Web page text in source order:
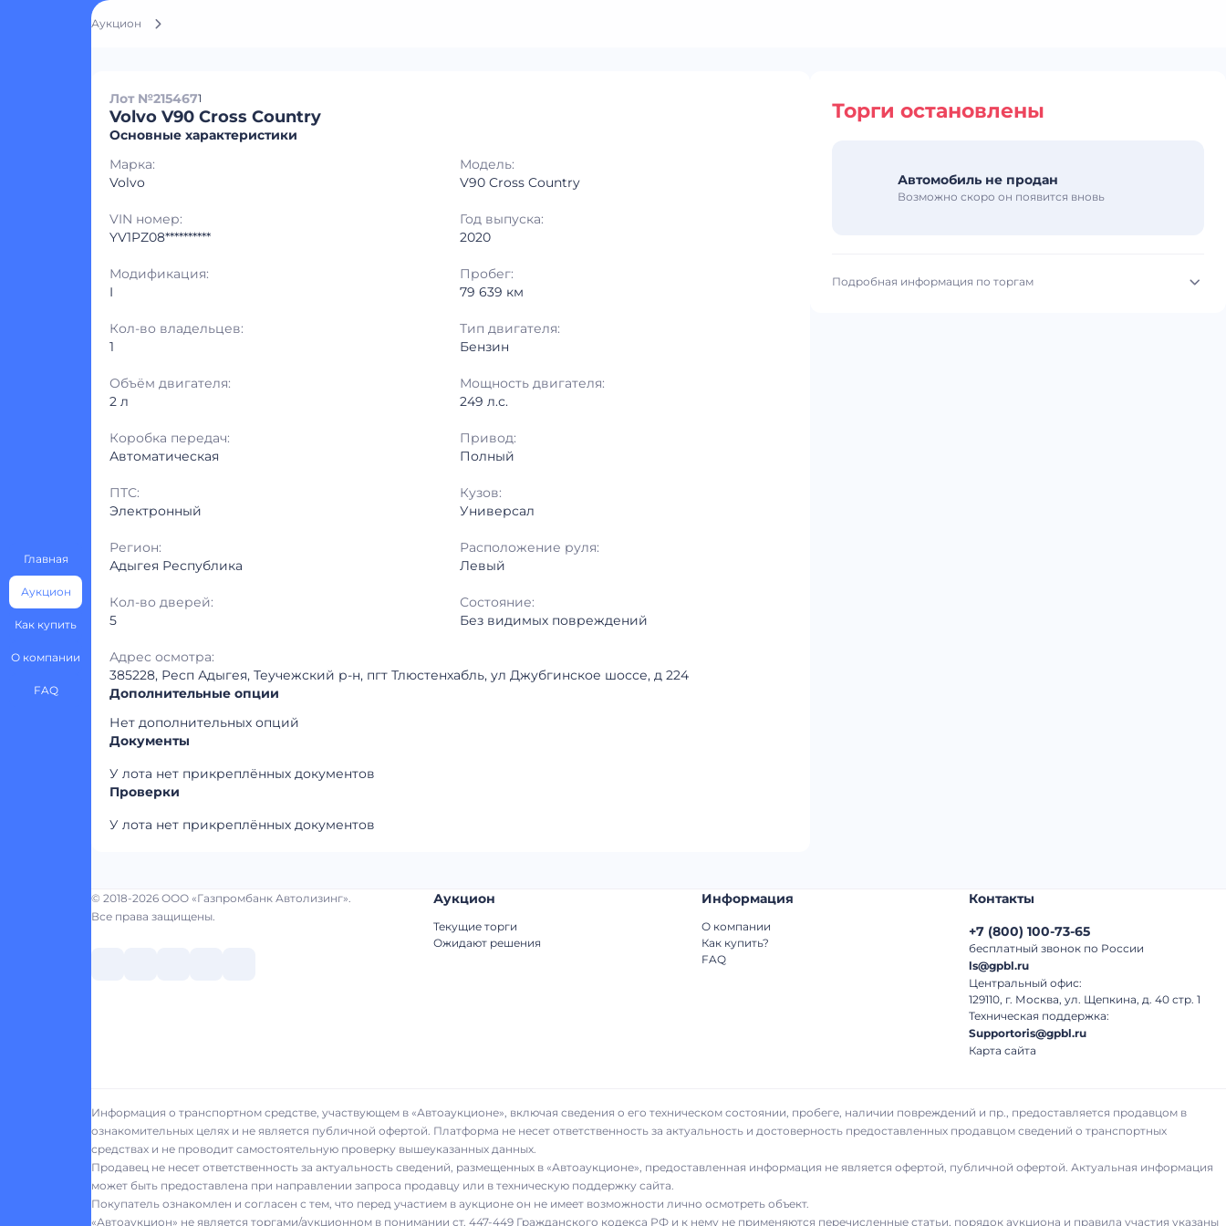
Главная
Аукцион
Как купить
О компании
FAQ
Аукцион
Лот №2154671
Volvo V90 Cross Country
Основные характеристики
Марка:
Volvo
Модель:
V90 Cross Country
VIN номер:
YV1PZ08**********
Год выпуска:
2020
Модификация:
I
Пробег:
79 639 км
Кол-во владельцев:
1
Тип двигателя:
Бензин
Объём двигателя:
2 л
Мощность двигателя:
249 л.с.
Коробка передач:
Автоматическая
Привод:
Полный
ПТС:
Электронный
Кузов:
Универсал
Регион:
Адыгея Республика
Расположение руля:
Левый
Кол-во дверей:
5
Состояние:
Без видимых повреждений
Адрес осмотра:
385228, Респ Адыгея, Теучежский р-н, пгт Тлюстенхабль, ул Джубгинское шоссе, д 224
Дополнительные опции
Нет дополнительных опций
Документы
У лота нет прикреплённых документов
Проверки
У лота нет прикреплённых документов
Торги остановлены
Автомобиль не продан
Возможно скоро он появится вновь
Подробная информация по торгам
© 2018-2026 ООО «Газпромбанк Автолизинг».
Все права защищены.
Аукцион
Текущие торги
Ожидают решения
Информация
О компании
Как купить?
FAQ
Контакты
+7 (800) 100-73-65
бесплатный звонок по России
ls@gpbl.ru
Центральный офис:
129110, г. Москва, ул. Щепкина, д. 40 стр. 1
Техническая поддержка:
Supportoris@gpbl.ru
Карта сайта
Информация о транспортном средстве, участвующем в «Автоаукционе», включая сведения о его техническом состоянии, пробеге, наличии повреждений и пр., предоставляется продавцом в
ознакомительных целях и не является публичной офертой. Платформа не несет ответственность за актуальность и достоверность предоставленных продавцом сведений о транспортных
средствах и не проводит самостоятельную проверку вышеуказанных данных.
Продавец не несет ответственность за актуальность сведений, размещенных в «Автоаукционе», предоставленная информация не является офертой, публичной офертой. Актуальная информация
может быть предоставлена при направлении запроса продавцу или в техническую поддержку сайта.
Покупатель ознакомлен и согласен с тем, что перед участием в аукционе он не имеет возможности лично осмотреть объект.
«Автоаукцион» не является торгами/аукционном в понимании ст. 447-449 Гражданского кодекса РФ и к нему не применяются перечисленные статьи, порядок аукциона и правила участия указаны